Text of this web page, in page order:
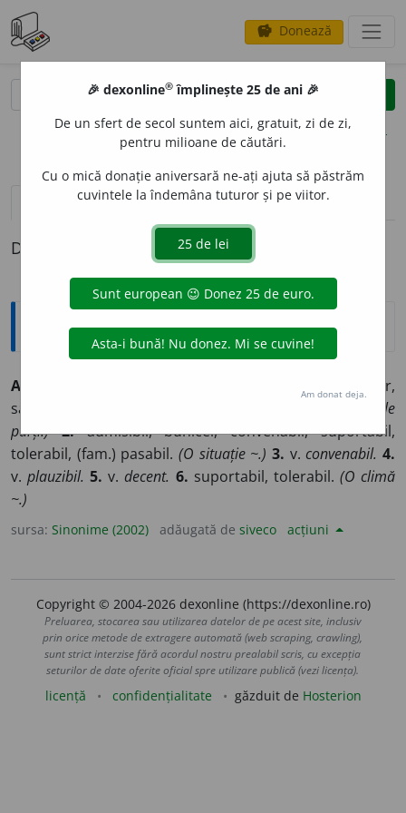
savings Donează
clear
opțiuni
definiții (1) pronunțievolume_up (42)
Definiția cu ID-ul 170757:
Sinonime
ACCEPT
admisibil, convenabil, mulțumitor,
satisfăcător, (fam.) pasabil.
(O soluție ~ pentru ambele
părți.)
2.admisibil, bunicel, convenabil, suportabil,
tolerabil, (fam.) pasabil. (O situație ~.) 3. v.convenabil. 4.
v.plauzibil. 5. v.decent. 6. suportabil, tolerabil. (O climă
~.)
sursa: Sinonime (2002) adăugată de siveco acțiuni
Copyright © 2004-2026 dexonline (https://dexonline.ro)
Preluarea, stocarea sau utilizarea datelor de pe acest site, inclusiv
prin orice metode de extragere automată (web scraping, crawling),
sunt strict interzise fără acordul nostru prealabil scris, cu excepția
seturilor de date oferite oficial spre utilizare publică (vezi licența).
licență confidențialitate găzduit de Hosterion
🎉 dexonline® împlinește 25 de ani 🎉
De un sfert de secol suntem aici, gratuit, zi de zi,
pentru milioane de căutări.
Cu o mică donație aniversară ne-ați ajuta să păstrăm
cuvintele la îndemâna tuturor și pe viitor.
Am donat deja.